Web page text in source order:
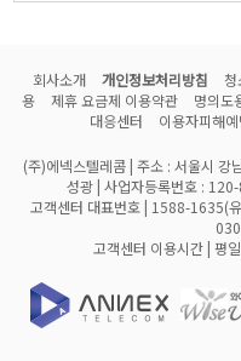
회사소개 개인정보처리방침
용
제휴 요금제 이용약관 명의도
대응센터
이용자피해
(주)에넥스텔레콤 | 주소 : 서울시
성광 | 사업자등록번호 :
고객센터 대표번호 | 1588-1635(
고객센터 이용시간 | 평